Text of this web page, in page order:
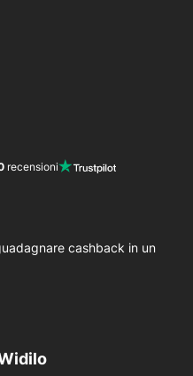
recensioni
cashback in un